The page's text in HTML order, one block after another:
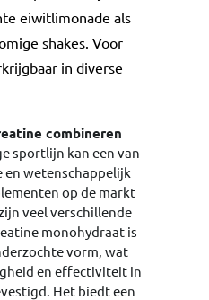
eiwitlimonade als
shakes. Voor
in diverse
combineren
sportlijn kan een van
en wetenschappelijk
op de markt
veel verschillende
monohydraat is
vorm, wat
en effectiviteit in
Het biedt een